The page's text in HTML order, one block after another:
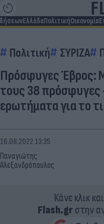
ΕλλάδαΠολιτικήΟικονομία
Πολιτική ΣΥΡΙΖΑ
Πρόσφυγες Έβρος:
τους 38
ερωτήματα για το
Παναγιώτης
Αλεξανδρόπουλος
16.08.2022 13:35
Κάνε κλικ
Flash.grστην